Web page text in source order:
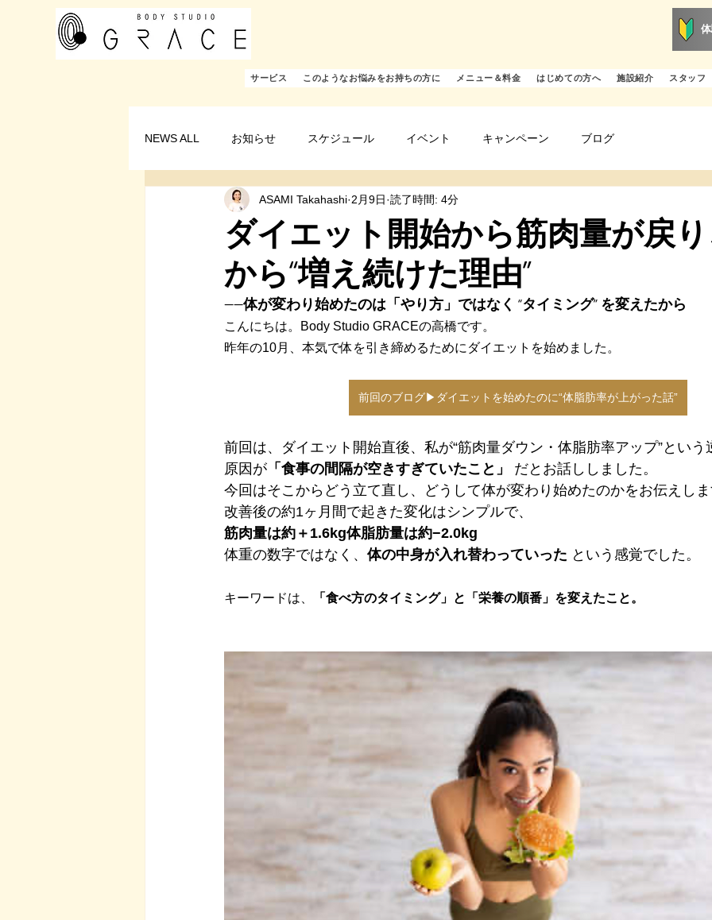
サービス このようなお悩みをお持ちの方に メニュー＆料金 はじめての方へ 施設紹介 スタッフ
NEWS ALL お知らせ スケジュール イベント キャンペーン ブログ
ダイエット開始から筋肉量が戻
から“増え続けた理由”
ASAMI Takahashi 2月9日 読了時間: 4分
——体が変わり始めたのは「やり方」ではなく “タイミング” を変えたから
こんにちは。Body Studio GRACEの高橋です。
昨年の10月、本気で体を引き締めるためにダイエットを始めました。
前回のブログ▶︎ダイエットを始めたのに“体脂肪率が上がった話”
前回は、ダイエット開始直後、私が“筋肉量ダウン・体脂肪率アップ”という
原因が 「食事の間隔が空きすぎていたこと」
だとお話ししました。
今回はそこからどう立て直し、どうして体が変わり始めたのかをお伝えし
改善後の約1ヶ月間で起きた変化はシンプルで、
筋肉量は約＋1.6kg体脂肪量は約−2.0kg
体重の数字ではなく、 体の中身が入れ替わっていった という感覚でした。
キーワードは、 「食べ方のタイミング」と「栄養の順番」を変えたこと。